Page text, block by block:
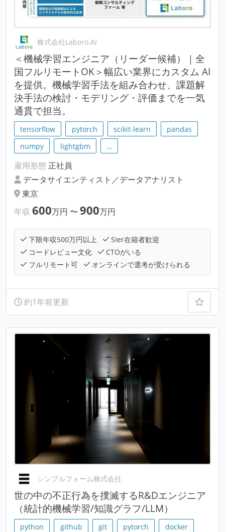
株式会社Laboro.AI
＜機械学習エンジニア（リーダー候補）｜全
国フルリモートOK＞幅広い業界にカスタム AI
を提供。機械学習手法を組み合わせ、課題解
決手法の検討・モデリング・評価までを一気
通貫で担当。
tensorflow pytorch scikit-learn
pandas
numpy
lightgbm …
雇用形態 正社員
データサイエンティスト／データアナリスト
東京
年収 600万円 〜 900万円
下限年収500万円以上
SIer在籍者歓迎
コードレビュー文化
CTOがいる
フルリモート可
オンラインで選考が受けられる
約1年前更新
シンプルフォーム株式会社
世の中の不正行為を撲滅するR&Dエンジニア
（統計的機械学習/知識グラフ/LLM）
python github git pytorch
docker